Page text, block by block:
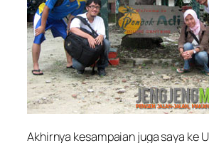
Akhirnya kesampaian juga saya ke